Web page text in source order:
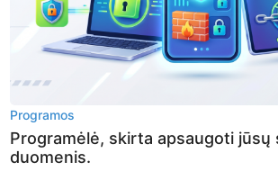
Programos
Programėlė, skirta apsaugoti jūsų
duomenis.